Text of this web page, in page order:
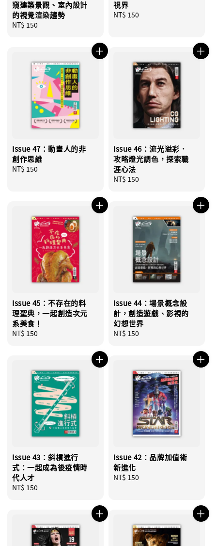
窺建築景觀、室內設計
的視覺渲染趨勢
Regular
NT$ 150
視界
Regular
NT$ 150
Issue 47：動畫人的非
創作思維
Regular
NT$ 150
Issue 46：流光溢彩．
攻略燈光調色，探索職
涯心法
Regular
NT$ 150
Issue 45：不存在的料
理聖典，一起創造次元
系美食！
Regular
NT$ 150
Issue 44：場景概念設
計，創造遊戲、影視的
幻想世界
Regular
NT$ 150
Issue 43：斜槓進行
式：一起成為後疫情時
代人才
Regular
NT$ 150
Issue 42：品牌加值術
新進化
Regular
NT$ 150